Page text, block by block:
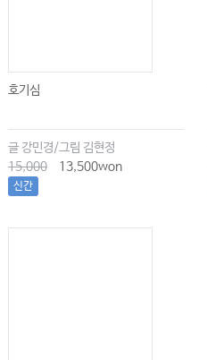
호기심
글 강민경/그림 김현정
15,000
13,500won
신간